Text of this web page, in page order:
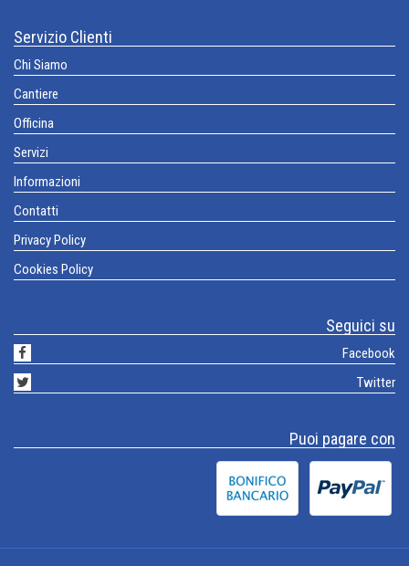
Servizio Clienti
Chi Siamo
Cantiere
Officina
Servizi
Informazioni
Contatti
Privacy Policy
Cookies Policy
Seguici su
Facebook
Twitter
Puoi pagare con